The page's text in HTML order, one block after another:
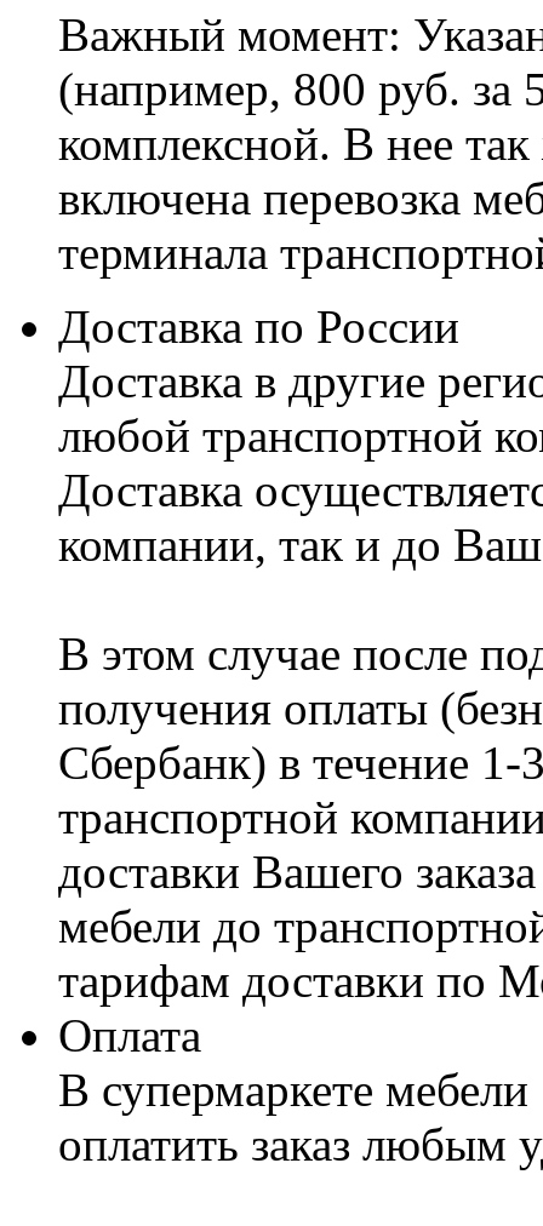
Важный момент:
(например, 800 руб. за
комплексной. В нее
включена перевозка
терминала
Доставка по России
Доставка в другие
любой транспортной
Доставка
компании, так и до
В этом случае после
получения оплаты
Сбербанк) в течение
транспортной
доставки Вашего
мебели до
тарифам доставки по
Оплата
В супермаркете
оплатить заказ любым